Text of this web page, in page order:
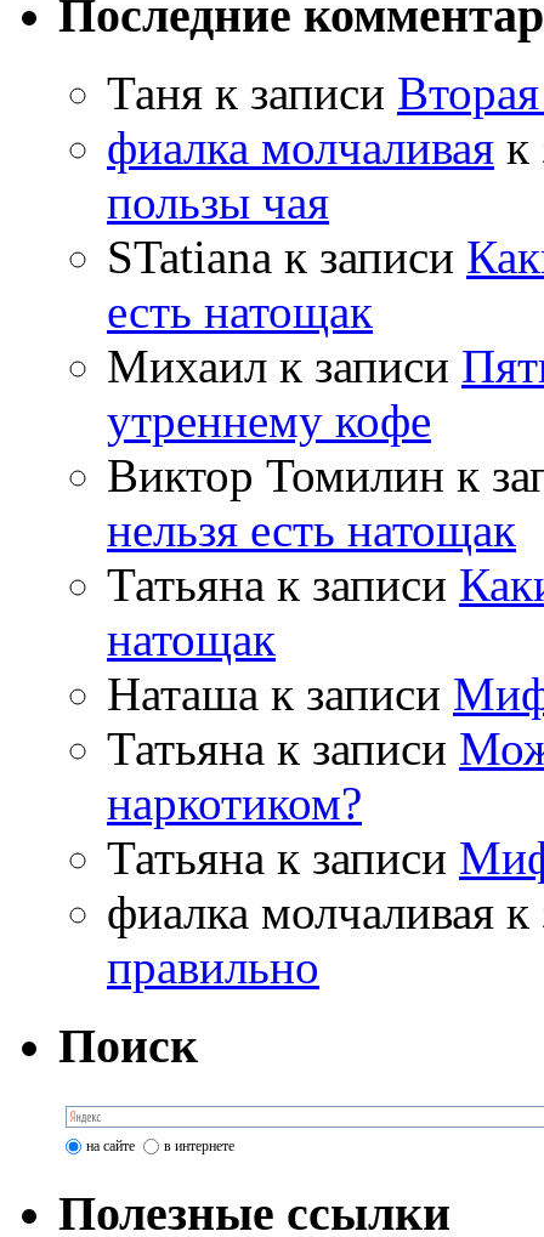
Последние
Таня к записи
фиалка молчаливая к
пользы чая
STatiana к записи
есть натощак
Михаил к записи
утреннему кофе
Виктор Томилин к
нельзя есть натощак
Татьяна к записи
натощак
Наташа к записи
Татьяна к записи
наркотиком?
Татьяна к записи
фиалка молчаливая к
правильно
Поиск
на сайте в интернете
Полезные ссылки